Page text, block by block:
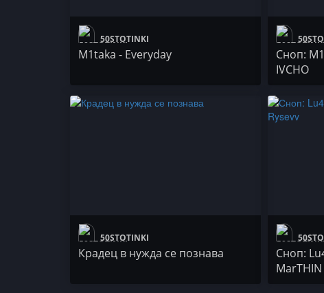
50STOTINKI
M1taka - Everyday
Сноп:
IVCHO
50STOTINKI
Крадец в нужда се познава
Сноп: